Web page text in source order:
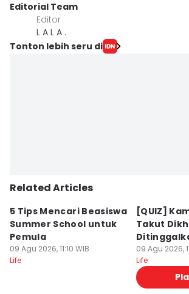
Editorial Team
Editor
L A L A .
Tonton lebih seru di
Related Articles
5 Tips Mencari Beasiswa
Summer School untuk
Pemula
09 Agu 2026, 11:10 WIB
Life
[QUIZ]
Takut
Orang
09 Agu 2026,
Life